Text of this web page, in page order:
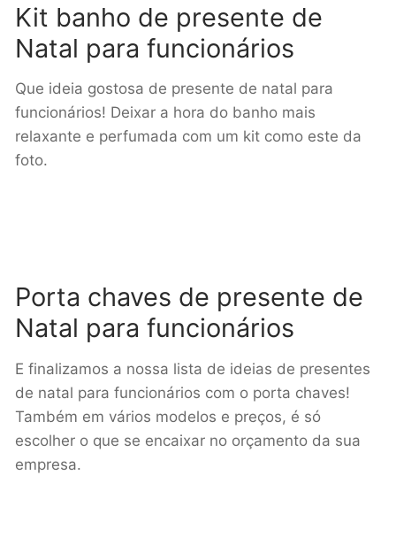
Kit banho de presente de
Natal para funcionários
Que ideia gostosa de presente de natal para
funcionários! Deixar a hora do banho mais
relaxante e perfumada com um kit como este da
foto.
Porta chaves de presente de
Natal para funcionários
E finalizamos a nossa lista de ideias de presentes
de natal para funcionários com o porta chaves!
Também em vários modelos e preços, é só
escolher o que se encaixar no orçamento da sua
empresa.